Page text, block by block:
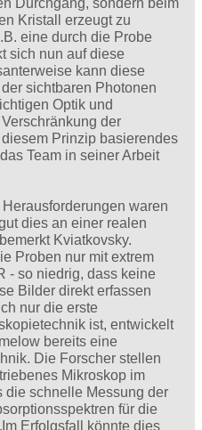
Durchgang, sondern beim
Kristall erzeugt zu
eine durch die Probe
sich nun auf diese
kann diese
sichtbaren Photonen
Optik und
der
Prinzip basierendes
Team in seiner Arbeit
waren
dies an einer realen
Kviatkovsky.
Proben nur mit extrem
- so niedrig, dass keine
Bilder direkt erfassen
nur die erste
ist, entwickelt
bereits eine
Die Forscher stellen
Mikroskop im
die schnelle Messung der
für die
Erfolgsfall könnte dies